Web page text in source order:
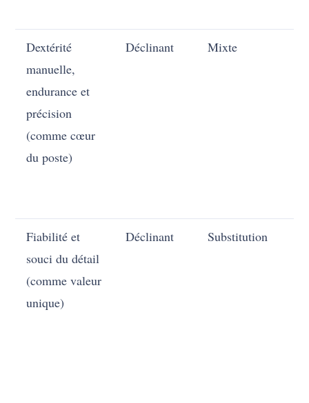
Dextérité
manuelle,
endurance et
précision
(comme cœur
du poste)
Déclinant Mixte
Fiabilité et
souci du détail
(comme valeur
unique)
Déclinant Substitution